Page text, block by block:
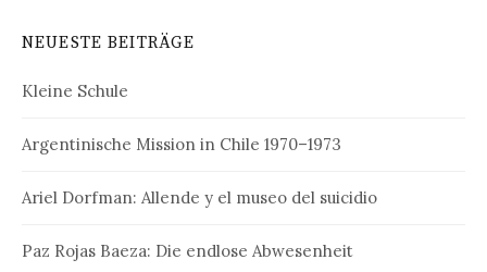
NEUESTE BEITRÄGE
Kleine Schule
Argentinische Mission in Chile 1970–1973
Ariel Dorfman: Allende y el museo del suicidio
Paz Rojas Baeza: Die endlose Abwesenheit